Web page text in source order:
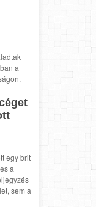
a
egy brit
a
sem a